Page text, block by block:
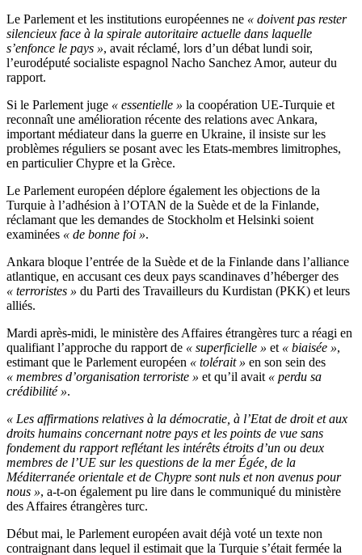
Le Parlement et les institutions européennes ne « doivent pas rester
silencieux face à la spirale autoritaire actuelle dans laquelle
s’enfonce le pays », avait réclamé, lors d’un débat lundi soir,
l’eurodéputé socialiste espagnol Nacho Sanchez Amor, auteur du
rapport.
Si le Parlement juge « essentielle » la coopération UE-Turquie et
reconnaît une amélioration récente des relations avec Ankara,
important médiateur dans la guerre en Ukraine, il insiste sur les
problèmes réguliers se posant avec les Etats-membres limitrophes,
en particulier Chypre et la Grèce.
Le Parlement européen déplore également les objections de la
Turquie à l’adhésion à l’OTAN de la Suède et de la Finlande,
réclamant que les demandes de Stockholm et Helsinki soient
examinées « de bonne foi ».
Ankara bloque l’entrée de la Suède et de la Finlande dans l’alliance
atlantique, en accusant ces deux pays scandinaves d’héberger des
« terroristes » du Parti des Travailleurs du Kurdistan (PKK) et leurs
alliés.
Mardi après-midi, le ministère des Affaires étrangères turc a réagi en
qualifiant l’approche du rapport de « superficielle » et « biaisée »,
estimant que le Parlement européen « tolérait » en son sein des
« membres d’organisation terroriste » et qu’il avait « perdu sa
crédibilité ».
« Les affirmations relatives à la démocratie, à l’Etat de droit et aux
droits humains concernant notre pays et les points de vue sans
fondement du rapport reflétant les intérêts étroits d’un ou deux
membres de l’UE sur les questions de la mer Égée, de la
Méditerranée orientale et de Chypre sont nuls et non avenus pour
nous », a-t-on également pu lire dans le communiqué du ministère
des Affaires étrangères turc.
Début mai, le Parlement européen avait déjà voté un texte non
contraignant dans lequel il estimait que la Turquie s’était fermée la